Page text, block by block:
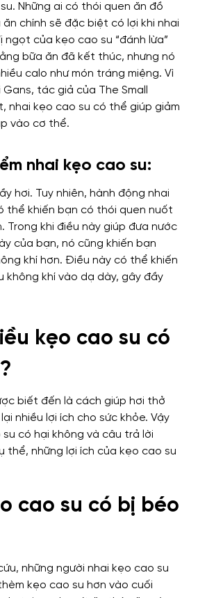
Những ai có thói quen ăn đồ
chính sẽ đặc biệt có lợi khi nhai
ngọt của kẹo cao su “đánh lừa”
bữa ăn đã kết thúc, nhưng nó
calo như món tráng miệng. Vì
tác giả của The Small
nhai kẹo cao su có thể giúp giảm
vào cơ thể.
nhai kẹo cao su:
hơi. Tuy nhiên, hành động nhai
thể khiến bạn có thói quen nuốt
Trong khi điều này giúp đưa nước
của bạn, nó cũng khiến bạn
khí hơn. Điều này có thể khiến
không khí vào dạ dày, gây đầy
kẹo cao su có
biết đến là cách giúp hơi thở
nhiều lợi ích cho sức khỏe. Vậy
có hại không và câu trả lời
thể, những lợi ích của kẹo cao su
cao su có bị béo
những người nhai kẹo cao su
kẹo cao su hơn vào cuối